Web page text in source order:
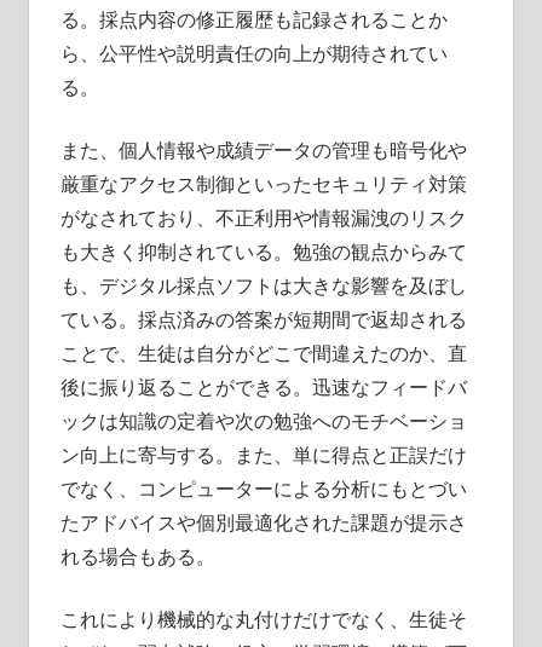
る。採点内容の修正履歴も記録されることか
ら、公平性や説明責任の向上が期待されてい
る。
また、個人情報や成績データの管理も暗号化や
厳重なアクセス制御といったセキュリティ対策
がなされており、不正利用や情報漏洩のリスク
も大きく抑制されている。勉強の観点からみて
も、デジタル採点ソフトは大きな影響を及ぼし
ている。採点済みの答案が短期間で返却される
ことで、生徒は自分がどこで間違えたのか、直
後に振り返ることができる。迅速なフィードバ
ックは知識の定着や次の勉強へのモチベーショ
ン向上に寄与する。また、単に得点と正誤だけ
でなく、コンピューターによる分析にもとづい
たアドバイスや個別最適化された課題が提示さ
れる場合もある。
これにより機械的な丸付けだけでなく、生徒そ